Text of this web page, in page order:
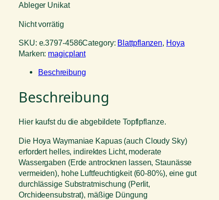
Ableger Unikat
Nicht vorrätig
SKU: e.3797-4586Category: Blattpflanzen, Hoya
Marken: magicplant
Beschreibung
Beschreibung
Hier kaufst du die abgebildete Topflpflanze.
Die Hoya Waymaniae Kapuas (auch Cloudy Sky)
erfordert helles, indirektes Licht, moderate
Wassergaben (Erde antrocknen lassen, Staunässe
vermeiden), hohe Luftfeuchtigkeit (60-80%), eine gut
durchlässige Substratmischung (Perlit,
Orchideensubstrat), mäßige Düngung